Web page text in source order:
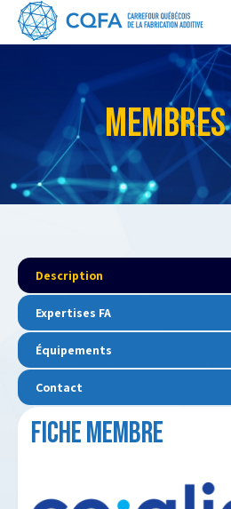
Description
Expertises FA
Équipements
Contact
FICHE MEMBRE